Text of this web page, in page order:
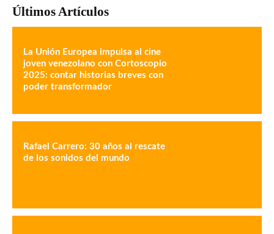
Últimos Artículos
La Unión Europea impulsa al cine
joven venezolano con Cortoscopio
2025: contar historias breves con
poder transformador
Rafael Carrero: 30 años al rescate
de los sonidos del mundo